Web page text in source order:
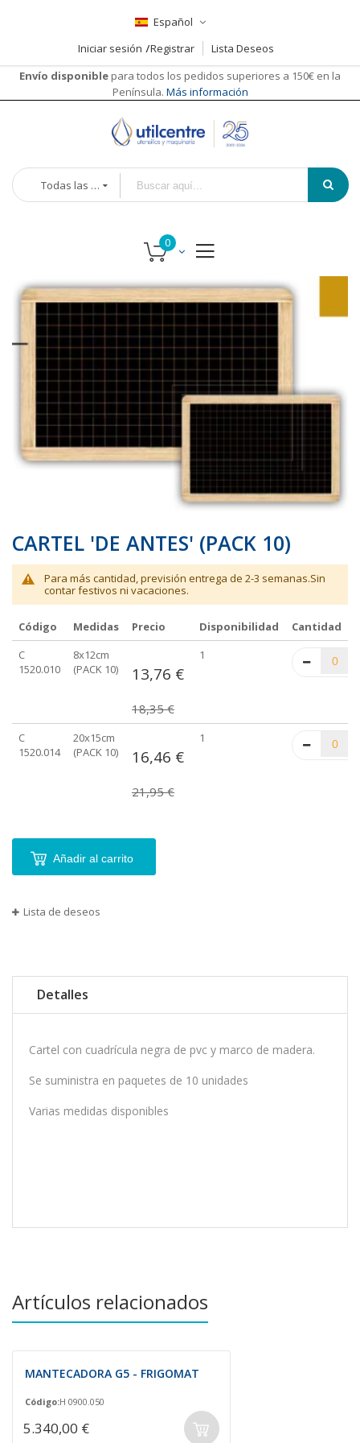
Español
Iniciar sesión
Registrar
Lista Deseos
Envío disponible para todos los pedidos superiores a 150€ en la
Península. Más información
Todas las categorías
Saltar
al
la
galería
imágenes
Saltar
al
comienzo
la
galería
imágenes
CARTEL 'DE ANTES' (PACK 10)
Para más cantidad, previsión entrega de 2-3 semanas.Sin
contar festivos ni vacaciones.
Elementos
de
Código Medidas Precio Disponibilidad
Cantidad
C
1520.010
8x12cm
(PACK 10)
13,76 €
18,35 €
1
C
1520.014
20x15cm
(PACK 10)
16,46 €
21,95 €
1
Añadir al carrito
Lista de deseos
Detalles
Cartel con cuadrícula negra de pvc y marco de madera.
Se suministra en paquetes de 10 unidades
Varias medidas disponibles
Artículos relacionados
MANTECADORA G5 - FRIGOMAT
Código:H 0900.050
5.340,00 €